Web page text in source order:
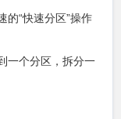
的“快速分区”操作
一个分区，拆分一